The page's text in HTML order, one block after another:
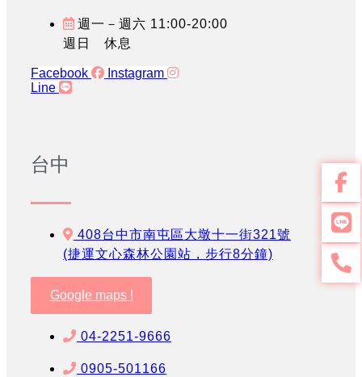
週一－週六 11:00-20:00
週日 休息
Facebook
Instagram
Line
台中
408台中市南屯區大墩十一街321號
(捷運文心森林公園站，步行8分鐘)
Google maps !
04-2251-9666
0905-501166